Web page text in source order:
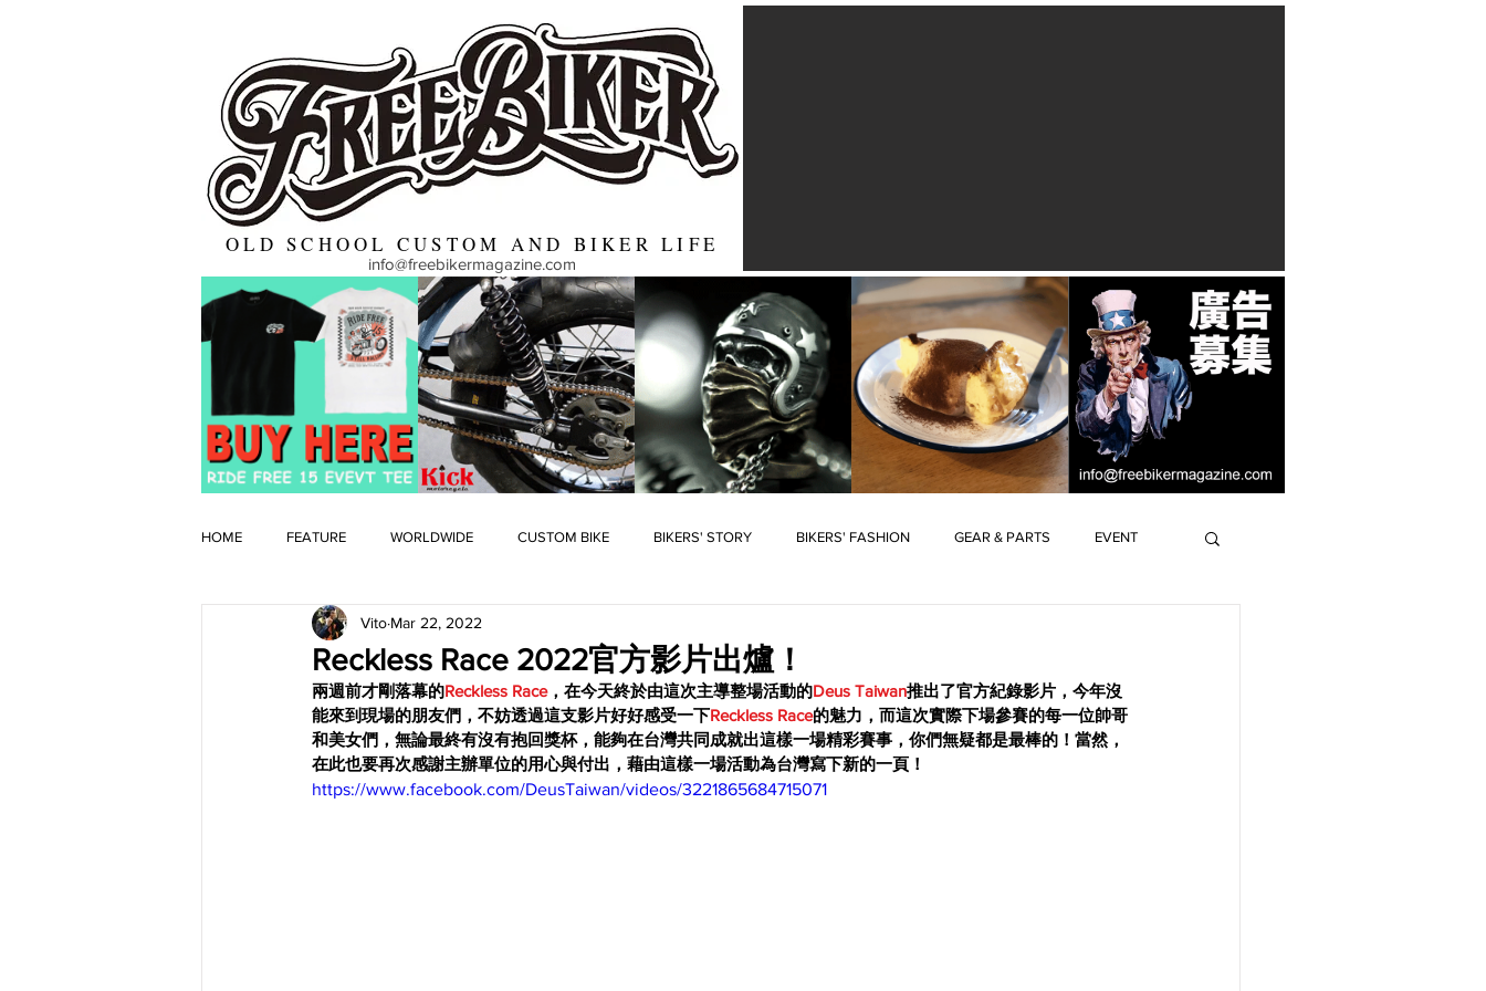
OLD SCHOOL CUSTOM AND BIKER LIFE
info@freebikermagazine.com
HOME FEATURE WORLDWIDE CUSTOM BIKE BIKERS' STORY BIKERS' FASHION GEAR & PARTS EVENT
OLD TIMER
Reckless Race 2022官方影片出爐！
Vito Mar 22, 2022
兩週前才剛落幕的Reckless Race，在今天終於由這次主導整場活動的Deus Taiwan推出了官方紀錄影片，今年沒
能來到現場的朋友們，不妨透過這支影片好好感受一下Reckless Race的魅力，而這次實際下場參賽的每一位帥哥
和美女們，無論最終有沒有抱回獎杯，能夠在台灣共同成就出這樣一場精彩賽事，你們無疑都是最棒的！當然，
在此也要再次感謝主辦單位的用心與付出，藉由這樣一場活動為台灣寫下新的一頁！
https://www.facebook.com/DeusTaiwan/videos/3221865684715071